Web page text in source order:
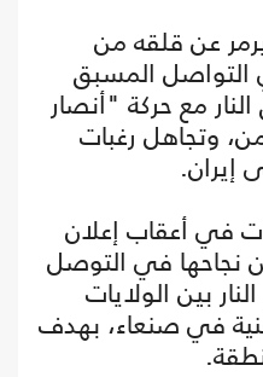
عن قلقه من
المسبق
مع حركة "أنصار
وتجاهل رغبات
إيران.
في أعقاب إعلان
عن نجاحها في التوصل
بين الولايات
في صنعاء، بهدف